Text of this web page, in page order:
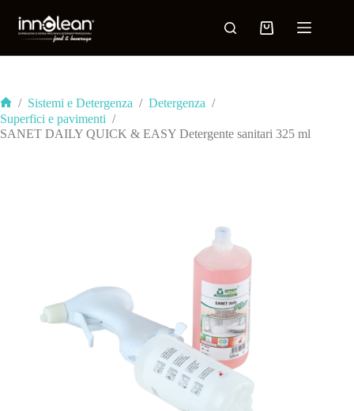
/ Sistemi e Detergenza / Detergenza /
Superfici e pavimenti /
SANET DAILY QUICK & EASY Detergente sanitari 325 ml